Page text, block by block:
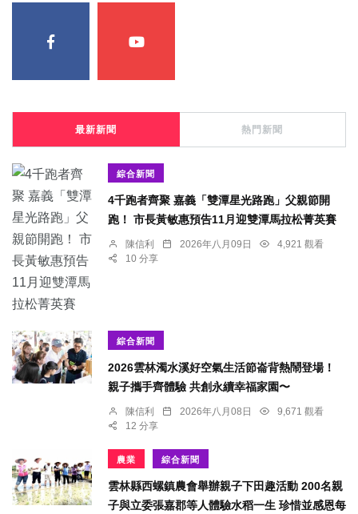
最新新聞 熱門新聞
綜合新聞
4千跑者齊聚 嘉義「雙潭星光路跑」父親節開
跑！ 市長黃敏惠預告11月迎雙潭馬拉松菁英賽
陳信利 2026年八月09日
4,921 觀看
10 分享
綜合新聞
2026雲林濁水溪好空氣生活節崙背熱鬧登場！
親子攜手齊體驗 共創永續幸福家園〜
陳信利 2026年八月08日
9,671 觀看
12 分享
農業 綜合新聞
雲林縣西螺鎮農會舉辦親子下田趣活動 200名親
子與立委張嘉郡等人體驗水稻一生 珍惜並感恩每